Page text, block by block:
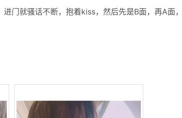
进门就骚话不断，抱着kiss，然后先是B面，再A面